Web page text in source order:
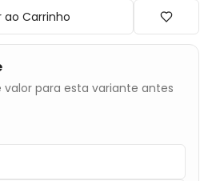
ao Carrinho
valor para esta variante antes